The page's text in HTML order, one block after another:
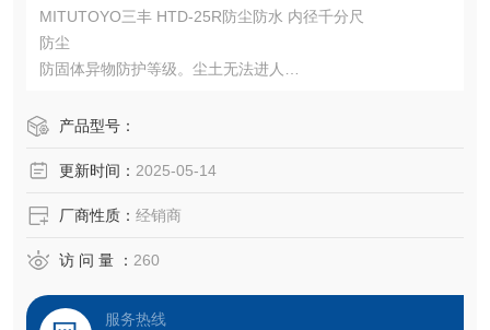
MITUTOYO三丰 HTD-25R防尘防水 内径千分尺
防尘
防固体异物防护等级。尘土无法进人
防水防护等级
产品型号：
更新时间： 2025-05-14
厂商性质： 经销商
访 问 量 ： 260
服务热线